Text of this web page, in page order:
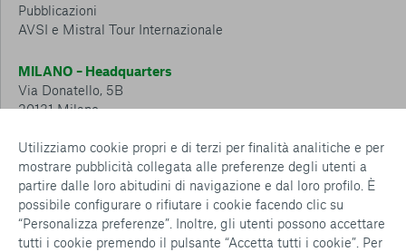
Utilizziamo cookie propri e di terzi per finalità analitiche e per
mostrare pubblicità collegata alle preferenze degli utenti a
partire dalle loro abitudini di navigazione e dal loro profilo. È
possibile configurare o rifiutare i cookie facendo clic su
“Personalizza preferenze”. Inoltre, gli utenti possono accettare
tutti i cookie premendo il pulsante “Accetta tutti i cookie”. Per
Pubblicazioni
AVSI e Mistral Tour Internazionale
MILANO – Headquarters
Via Donatello, 5B
20131 Milano
CESENA – Sostegno a distanza
Via Padre Vicinio da Sarsina, 216
47521 Cesena
Tel.: 0547 360 811